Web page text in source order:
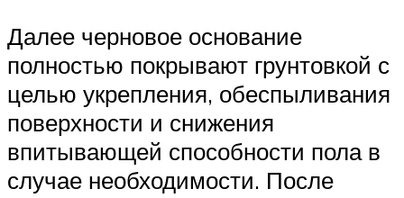
Далее черновое основание
полностью покрывают грунтовкой с
целью укрепления, обеспыливания
поверхности и снижения
впитывающей способности пола в
случае необходимости. После